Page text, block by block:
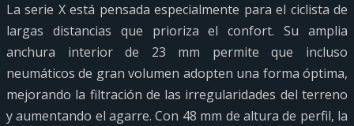
La serie X está pensada especialmente para el ciclista de
largas distancias que prioriza el confort. Su amplia
anchura interior de 23 mm permite que incluso
neumáticos de gran volumen adopten una forma óptima,
mejorando la filtración de las irregularidades del terreno
y aumentando el agarre. Con 48 mm de altura de perfil, la